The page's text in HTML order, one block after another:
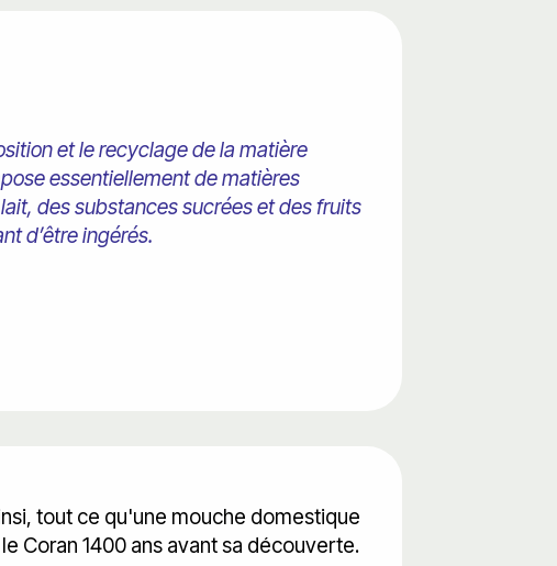
et le recyclage de la matière
essentiellement de matières
des substances sucrées et des fruits
d’être ingérés.
tout ce qu'une mouche domestique
Coran 1400 ans avant sa découverte.